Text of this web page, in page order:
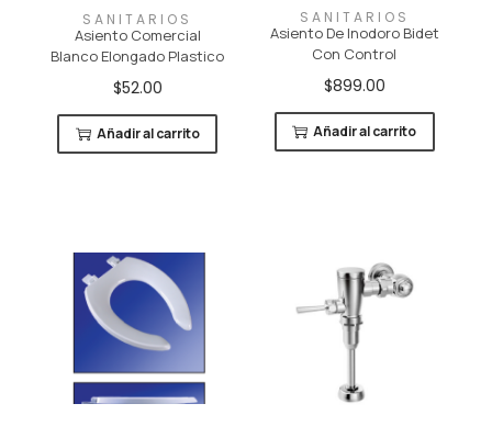
SANITARIOS
Asiento Comercial
Blanco Elongado Plastico
$52.00
Añadir al carrito
SANITARIOS
Asiento De Inodoro Bidet
Con Control
$899.00
Añadir al carrito